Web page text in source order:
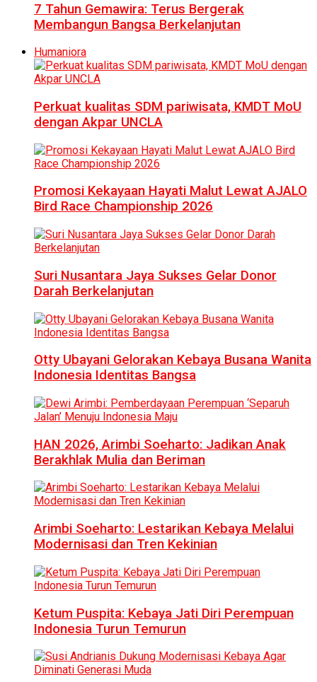
7 Tahun Gemawira: Terus Bergerak
Membangun Bangsa Berkelanjutan
Humaniora
Perkuat kualitas SDM pariwisata, KMDT MoU
dengan Akpar UNCLA
Promosi Kekayaan Hayati Malut Lewat AJALO
Bird Race Championship 2026
Suri Nusantara Jaya Sukses Gelar Donor
Darah Berkelanjutan
Otty Ubayani Gelorakan Kebaya Busana Wanita
Indonesia Identitas Bangsa
HAN 2026, Arimbi Soeharto: Jadikan Anak
Berakhlak Mulia dan Beriman
Arimbi Soeharto: Lestarikan Kebaya Melalui
Modernisasi dan Tren Kekinian
Ketum Puspita: Kebaya Jati Diri Perempuan
Indonesia Turun Temurun